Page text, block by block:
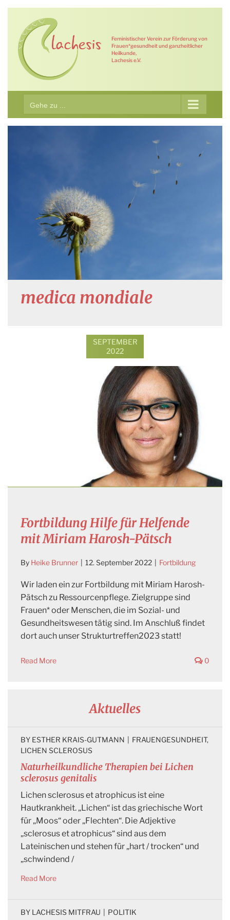
Zum
springen
Feministischer Verein zur Förderung von
Frauen*gesundheit und ganzheitlicher
Heilkunde,
Lachesis e.V.
Gehe zu ...
medica mondiale
SEPTEMBER
2022
Fortbildung Hilfe für Helfende
mit Miriam Harosh-Pätsch
By Heike Brunner 12. September 2022 Fortbildung
Wir laden ein zur Fortbildung mit Miriam Harosh-
Pätsch zu Ressourcenpflege. Zielgruppe sind
Frauen* oder Menschen, die im Sozial- und
Gesundheitswesen tätig sind. Im Anschluß findet
dort auch unser Strukturtreffen2023 statt!
Read More 0
Aktuelles
Naturheilkundliche Therapien bei Lichen
sclerosus genitalis
BY ESTHER KRAIS-GUTMANN FRAUENGESUNDHEIT
LICHEN SCLEROSUS
Lichen sclerosus et atrophicus ist eine
Hautkrankheit. „Lichen“ ist das griechische Wort
für „Moos“ oder „Flechten“. Die Adjektive
„sclerosus et atrophicus“ sind aus dem
Lateinischen und stehen für „hart / trocken“ und
„schwindend /
Read More
BY LACHESIS MITFRAU POLITIK